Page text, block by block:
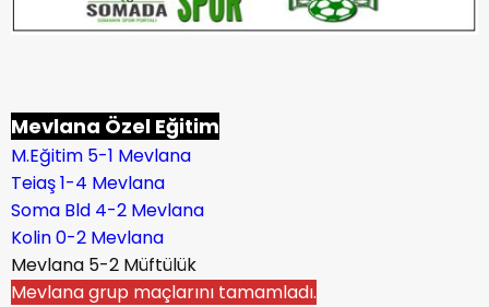
Mevlana Özel Eğitim
M.Eğitim 5-1 Mevlana
Teiaş 1-4 Mevlana
Soma Bld 4-2 Mevlana
Kolin 0-2 Mevlana
Mevlana 5-2 Müftülük
Mevlana grup maçlarını tamamladı.